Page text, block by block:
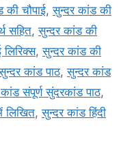
की चौपाई,सुन्दर कांड की
सहित,सुन्दर कांड की
,सुन्दर कांड की
कांड पाठ,सुन्दर कांड
संपूर्ण सुंदरकांड पाठ,
लिखित,सुन्दर कांड हिंदी